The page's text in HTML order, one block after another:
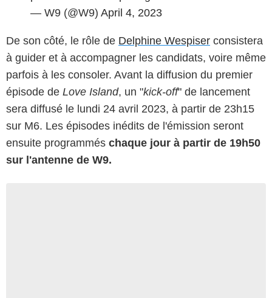
— W9 (@W9) April 4, 2023
De son côté, le rôle de Delphine Wespiser consistera
à guider et à accompagner les candidats, voire même
parfois à les consoler. Avant la diffusion du premier
épisode de Love Island, un "kick-off" de lancement
sera diffusé le lundi 24 avril 2023, à partir de 23h15
sur M6. Les épisodes inédits de l'émission seront
ensuite programmés chaque jour à partir de 19h50
sur l'antenne de W9.